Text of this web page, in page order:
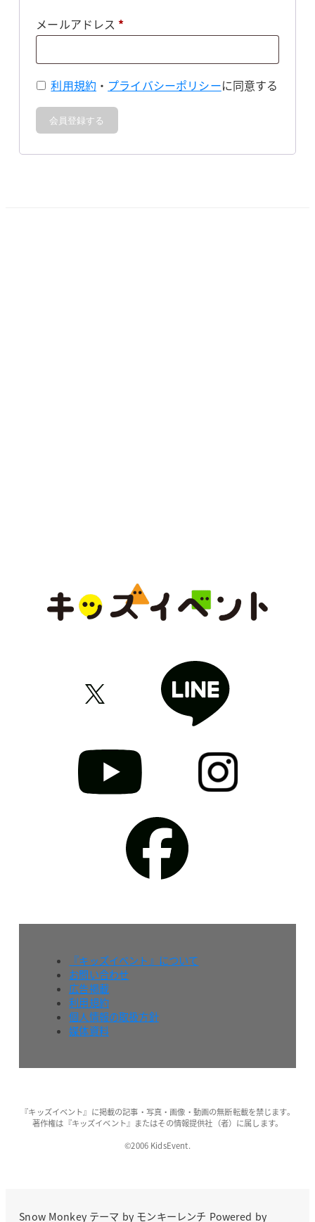
メールアドレス *必
利用規約 ・ プライバシーポリシーに同意する
会員登録する
『キッズイベント』について
お問い合わせ
広告掲載
利用規約
個人情報の取扱方針
媒体資料
『キッズイベント』に掲載の記事・写真・画像・動画の無断転載を禁じます。
著作権は『キッズイベント』またはその情報提供社（者）に属します。
©2006 KidsEvent.
Snow Monkeyテーマ by モンキーレンチ Powered by